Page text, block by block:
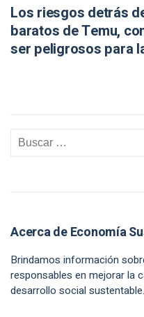
Los riesgos detrás
baratos de Temu,
ser peligrosos para
Acerca de Economía
Brindamos información
responsables en mejorar la
desarrollo social sustentable.